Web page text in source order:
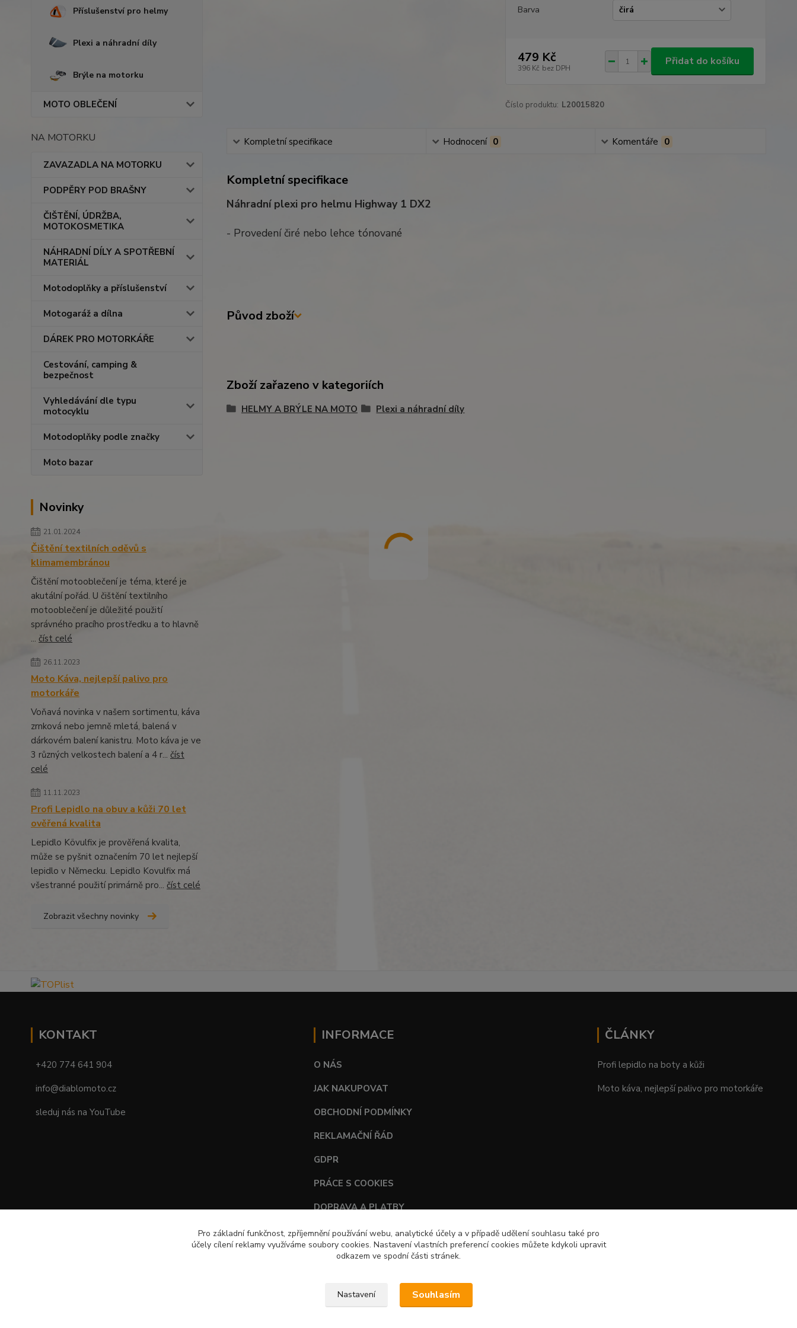
Příslušenství pro helmy
Plexi a náhradní díly
Brýle na motorku
MOTO OBLEČENÍ
NA MOTORKU
ZAVAZADLA NA MOTORKU
PODPĚRY POD BRAŠNY
ČIŠTĚNÍ, ÚDRŽBA,
MOTOKOSMETIKA
NÁHRADNÍ DÍLY A SPOTŘEBNÍ
MATERIÁL
Motodoplňky a příslušenství
Motogaráž a dílna
DÁREK PRO MOTORKÁŘE
Cestování, camping &
bezpečnost
Vyhledávání dle typu
motocyklu
Motodoplňky podle značky
Moto bazar
Novinky
21.01.2024
Čištění textilních oděvů s
klimamembránou
Čištění motooblečení je téma, které je
akutální pořád. U čištění textilního
motooblečení je důležité použití
správného pracího prostředku a to hlavně
... číst celé
26.11.2023
Moto Káva, nejlepší palivo pro
motorkáře
Voňavá novinka v našem sortimentu, káva
zrnková nebo jemně mletá, balená v
dárkovém balení kanistru. Moto káva je ve
3 různých velkostech balení a 4 r... číst
celé
11.11.2023
Profi Lepidlo na obuv a kůži 70 let
ověřená kvalita
Lepidlo Kövulfix je prověřená kvalita,
může se pyšnit označením 70 let nejlepší
lepidlo v Německu. Lepidlo Kovulfix má
všestranné použití primárně pro... číst celé
Zobrazit všechny novinky
Barva
479 Kč
396 Kč bez DPH
Přidat do košíku
Číslo produktu: L20015820
Kompletní specifikace Hodnocení 0 Komentáře 0
Kompletní specifikace
Náhradní plexi pro helmu Highway 1 DX2
- Provedení čiré nebo lehce tónované
Původ zboží
Zboží zařazeno v kategoriích
HELMY A BRÝLE NA MOTO Plexi a náhradní díly
KONTAKT
+420 774 641 904
info@diablomoto.cz
sleduj nás na YouTube
INFORMACE
O NÁS
JAK NAKUPOVAT
OBCHODNÍ PODMÍNKY
REKLAMAČNÍ ŘÁD
GDPR
PRÁCE S COOKIES
DOPRAVA A PLATBY
TABULKY VELIKOSTÍ
ČLÁNKY
Profi lepidlo na boty a kůži
Moto káva, nejlepší palivo pro motorkáře
Pro základní funkčnost, zpříjemnění používání webu, analytické účely a v případě udělení souhlasu také pro
účely cílení reklamy využíváme soubory cookies. Nastavení vlastních preferencí cookies můžete kdykoli upravit
odkazem ve spodní části stránek.
Nastavení Souhlasím